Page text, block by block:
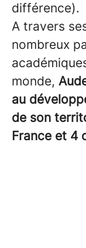
différence).
A travers
nombreux
monde,
au
de son
France et 4